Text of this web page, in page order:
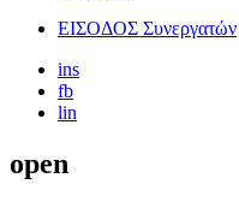
ΕΙΣΟΔΟΣ Συνεργατών
ins
fb
lin
open